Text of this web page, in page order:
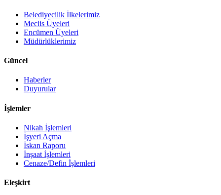
Belediyecilik İlkelerimiz
Meclis Üyeleri
Encümen Üyeleri
Müdürlüklerimiz
Güncel
Haberler
Duyurular
İşlemler
Nikah İşlemleri
İşyeri Açma
İskan Raporu
İnşaat İşlemleri
Cenaze/Defin İşlemleri
Eleşkirt